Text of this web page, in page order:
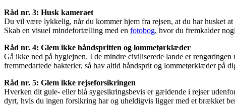
Råd nr. 3: Husk kameraet
Du vil være lykkelig, når du kommer hjem fra rejsen, at du har husket
Skab en visuel mindefortælling med en fotobog, hvor du fremkalder
Råd nr. 4: Glem ikke håndspritten og lommetørklæder
Gå ikke ned på hygiejnen. I de mindre civiliserede lande er
fremmedartede bakterier, så hav altid håndsprit og lommetørklæder på
Råd nr. 5: Glem ikke rejseforsikringen
Hverken dit gule- eller blå sygesikringsbevis er gældende i rejser
dyrt, hvis du ingen forsikring har og uheldigvis ligger med et brækket